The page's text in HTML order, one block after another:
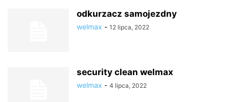
odkurzacz samojezdny
welmax - 12 lipca, 2022
security clean welmax
welmax - 4 lipca, 2022